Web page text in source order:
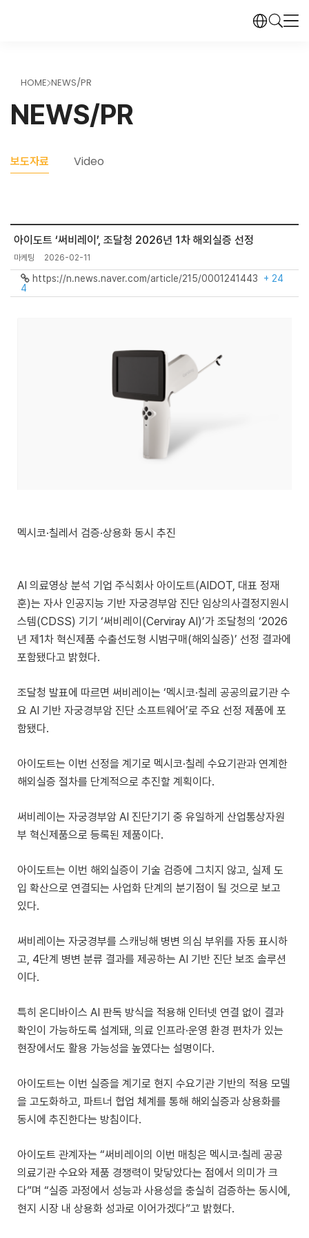
HOME>NEWS/PR
NEWS/PR
보도자료 Video
아이도트 ‘써비레이’, 조달청 2026년 1차 해외실증 선정
마케팅 2026-02-11
https://n.news.naver.com/article/215/0001241443 + 24
4
멕시코·칠레서 검증·상용화 동시 추진
AI 의료영상 분석 기업 주식회사 아이도트(AIDOT, 대표 정재
훈)는 자사 인공지능 기반 자궁경부암 진단 임상의사결정지원시
스템(CDSS) 기기 ‘써비레이(Cerviray AI)’가 조달청의 ‘2026
년 제1차 혁신제품 수출선도형 시범구매(해외실증)’ 선정 결과에
포함됐다고 밝혔다.
조달청 발표에 따르면 써비레이는 ‘멕시코·칠레 공공의료기관 수
요 AI 기반 자궁경부암 진단 소프트웨어’로 주요 선정 제품에 포
함됐다.
아이도트는 이번 선정을 계기로 멕시코·칠레 수요기관과 연계한
해외실증 절차를 단계적으로 추진할 계획이다.
써비레이는 자궁경부암 AI 진단기기 중 유일하게 산업통상자원
부 혁신제품으로 등록된 제품이다.
아이도트는 이번 해외실증이 기술 검증에 그치지 않고, 실제 도
입 확산으로 연결되는 사업화 단계의 분기점이 될 것으로 보고
있다.
써비레이는 자궁경부를 스캐닝해 병변 의심 부위를 자동 표시하
고, 4단계 병변 분류 결과를 제공하는 AI 기반 진단 보조 솔루션
이다.
특히 온디바이스 AI 판독 방식을 적용해 인터넷 연결 없이 결과
확인이 가능하도록 설계돼, 의료 인프라·운영 환경 편차가 있는
현장에서도 활용 가능성을 높였다는 설명이다.
아이도트는 이번 실증을 계기로 현지 수요기관 기반의 적용 모델
을 고도화하고, 파트너 협업 체계를 통해 해외실증과 상용화를
동시에 추진한다는 방침이다.
아이도트 관계자는 “써비레이의 이번 매칭은 멕시코·칠레 공공
의료기관 수요와 제품 경쟁력이 맞닿았다는 점에서 의미가 크
다”며 “실증 과정에서 성능과 사용성을 충실히 검증하는 동시에,
현지 시장 내 상용화 성과로 이어가겠다”고 밝혔다.